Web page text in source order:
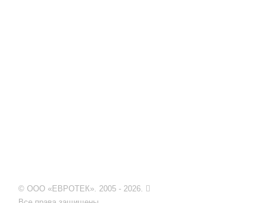
© ООО «ЕВРОТЕК». 2005 - 2026.